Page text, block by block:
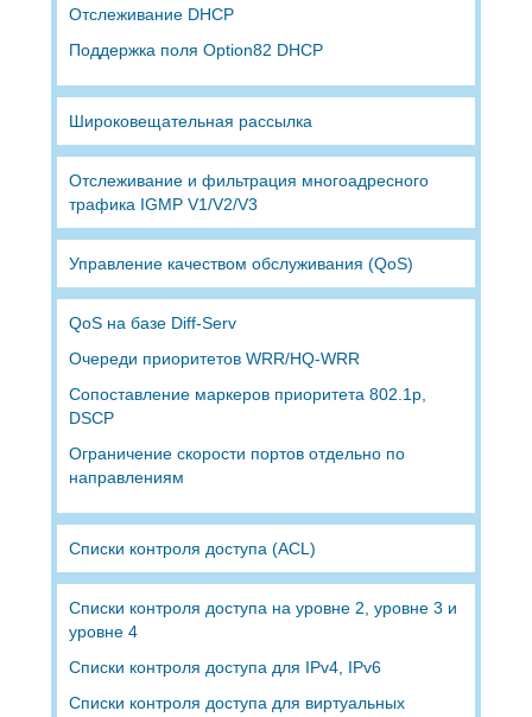
Отслеживание DHCP
Поддержка поля Option82 DHCP
Широковещательная рассылка
Отслеживание и фильтрация многоадресного
трафика IGMP V1/V2/V3
Управление качеством обслуживания (QoS)
QoS на базе Diff-Serv
Очереди приоритетов WRR/HQ-WRR
Сопоставление маркеров приоритета 802.1p,
DSCP
Ограничение скорости портов отдельно по
направлениям
Списки контроля доступа (ACL)
Списки контроля доступа на уровне 2, уровне 3 и
уровне 4
Списки контроля доступа для IPv4, IPv6
Списки контроля доступа для виртуальных